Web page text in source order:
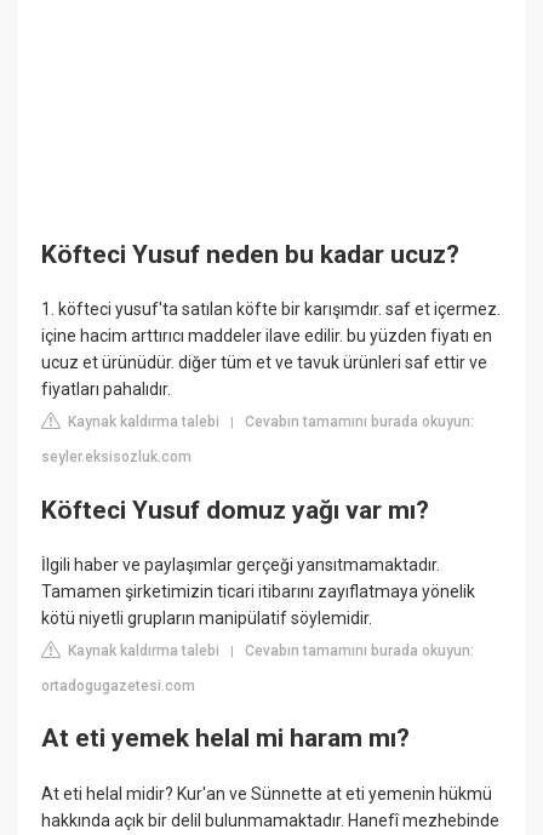
Köfteci Yusuf neden bu kadar ucuz?
1. köfteci yusuf'ta satılan köfte bir karışımdır. saf et içermez.
içine hacim arttırıcı maddeler ilave edilir. bu yüzden fiyatı en
ucuz et ürünüdür. diğer tüm et ve tavuk ürünleri saf ettir ve
fiyatları pahalıdır.
Kaynak kaldırma talebi |Cevabın tamamını burada okuyun:
seyler.eksisozluk.com
Köfteci Yusuf domuz yağı var mı?
İlgili haber ve paylaşımlar gerçeği yansıtmamaktadır.
Tamamen şirketimizin ticari itibarını zayıflatmaya yönelik
kötü niyetli grupların manipülatif söylemidir.
Kaynak kaldırma talebi |Cevabın tamamını burada okuyun:
ortadogugazetesi.com
At eti yemek helal mi haram mı?
At eti helal midir? Kur'an ve Sünnette at eti yemenin hükmü
hakkında açık bir delil bulunmamaktadır. Hanefî mezhebinde